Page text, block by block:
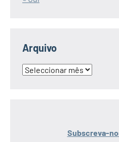
Arquivo
Arquivo
Subscreva-